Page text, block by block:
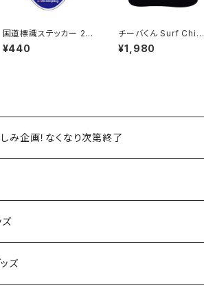
国道標識ステッカー 24
7号線
¥440
チーバくん Surf Chib
a：メッシュキャップ（Bホ
ワイト）
¥1,980
み企画！なくなり次第終了
ズ
ズ